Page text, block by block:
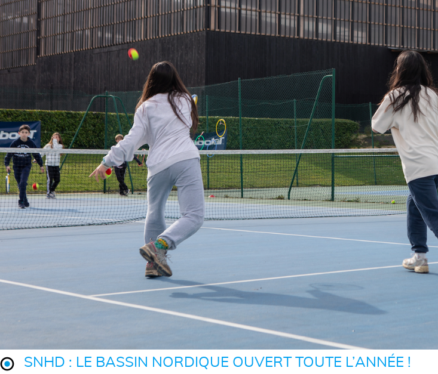
SNHD : LE BASSIN NORDIQUE OUVERT TOUTE L’ANNÉE !